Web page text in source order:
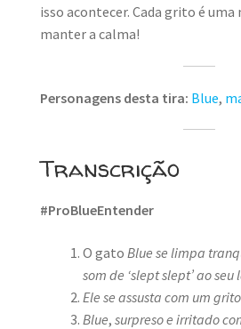
isso acontecer. Cada grito é
manter a calma!
Personagens desta tira: Blue,
Transcrição
#ProBlueEntender
O gato Blue se limpa
som de ‘slept slept’ ao seu
Ele se assusta com um
Blue, surpreso e irritado